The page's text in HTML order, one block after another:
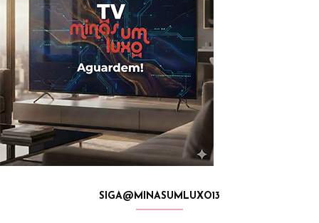
SIGA@MINASUMLUXO13